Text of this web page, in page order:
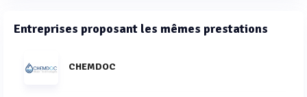
Entreprises proposant les mêmes prestations
CHEMDOC